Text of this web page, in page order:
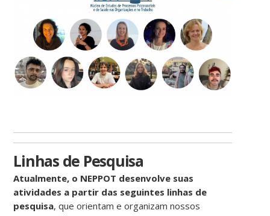
Linhas de Pesquisa
Atualmente, o NEPPOT desenvolve suas
atividades a partir das seguintes linhas de
pesquisa, que orientam e organizam nossos